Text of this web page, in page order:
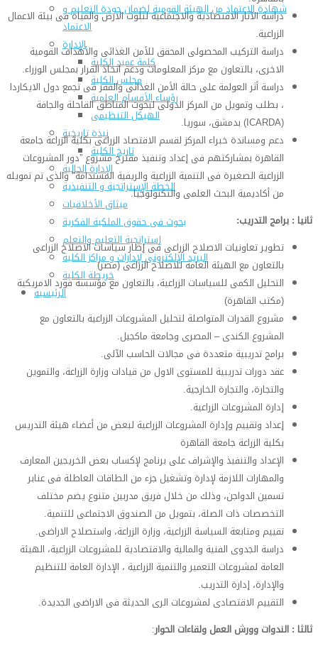
شهادة الاعتماد من الهيئة القومية لضمان جودة التعليم و
الاعتماد
الإدارة
كلمة عميد الكلية
مجلس الكلية
رؤساء الأقسام العلمية
الهيكل التنظيمى
نبذة تاريخية
تاريخ الكلية
الإدارة الحالية
الخطة الإستراتجية و التنفيذية
ميثاق الأخلاقيات
بحوث فى حقوق الملكية الفكرية
إستراتجية التعليم والتعلم
البريد الإلكترونى لإدارات و مراكز الكلية
خريطة الكلية
الرئيسيه
دراسة الآثار الاقتصادية والاجتماعية لتلوث الارض والمياه فى بيئة الاعمال
الزراعية.
دراسة التركيب المحصولى المحقق للأمن الغذائى والأهداف القومية
الاخرى، بالتعاون مع مركز المعلومات ودعم اتخاذ القرار بمجلس الوزراء.
دراسة أثر العولمة على حالة الأمن الغذائى والفقر فى تجمع دول الايكاردا
، بطلب وتمويل من المركز الدولى لبحوث المناطق القاحلة والجافة
(ICARDA) بدمشق، سوريا.
دعم ومساندة خبراء المركز لقسم الاقتصاد الزراعى بكلية الزراعة جامعة
القاهرة بمشاركتهم فى إعداد وتنفيذ مقترح مشروع ”دور المشروعات
الزراعية الصغيرة فى التنمية الزراعية والريفية المستدامة" والذى تم تمويله
من أكاديمية البحث العلمى والتكنولوجيا.
ثانيا : برامج التدريب:
تطوير تعاونيات الاصلاح الزراعى فى إطار سياسات الاصلاح الزراعى
بالتعاون مع الهيئة العامة للاصلاح الزراعى (مصر)
التحليل الكمى للسياسات الزراعية، بالتعاون مع مؤسسة فورد الامريكية
(مكتب القاهرة)
مشروع القدرات المتواصلة لتحليل المشروعات الزراعية بالتعاون مع
المشروع الكندى – المصرى وجامعة ماكجيل.
برامج تدريبية متعددة فى مجالات الحاسب الآلى.
عقد دورات تدريبية للمستوى الاول من قيادات وزارة الزراعة، والتموين
والتجارة، والتجارة الخارجية.
إدارة المشروعات الزراعية.
إعداد وتقييم وإدارة المشروعات الزراعية لبعض من أعضاء هيئة التدريس
بكلية الزراعة جامعة القاهرة
الإعداد والتنفيذ والإشراف على برنامج لإكساب بعض الخريجين المعارف
والمهارات اللازمة لإدارة وتشغيل جزء من الطاقات العاطلة فى عنابر
تسمين الدواجن، وذلك من خلال فريق مدربين متنوع يضم مختلف
التخصصات ذات الصلة، بتمويل من الصندوق الاجتماعى للتنمية.
تقييم ومتابعة السياسة الزراعية، وزارة الزراعة، واستصلاح الاراضى.
دراسة الجدوى الفنية والمالية والاقتصادية للمشروعات الزراعية، الهيئة
العامة لمشروعات التعمير والتنمية الزراعية ، الإدارة العامة للتنظيم
والإدارة، إدارة التدريب.
التقييم الاقتصادى لمشروعات الرى الحديثة فى الاراضى الجديدة.
ثالثا : الندوات وورش العمل ولقاءات الحوار: